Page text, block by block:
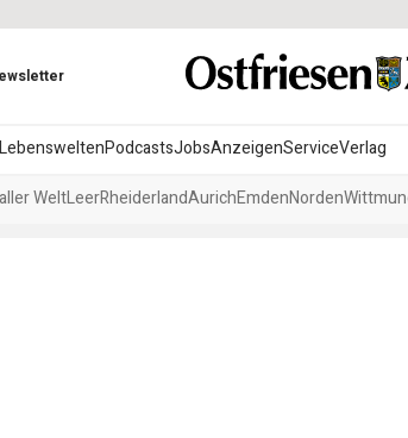
LebensweltenPodcastsJobsAnzeigenServiceVerlag
WeltLeerRheiderlandAurichEmdenNorden